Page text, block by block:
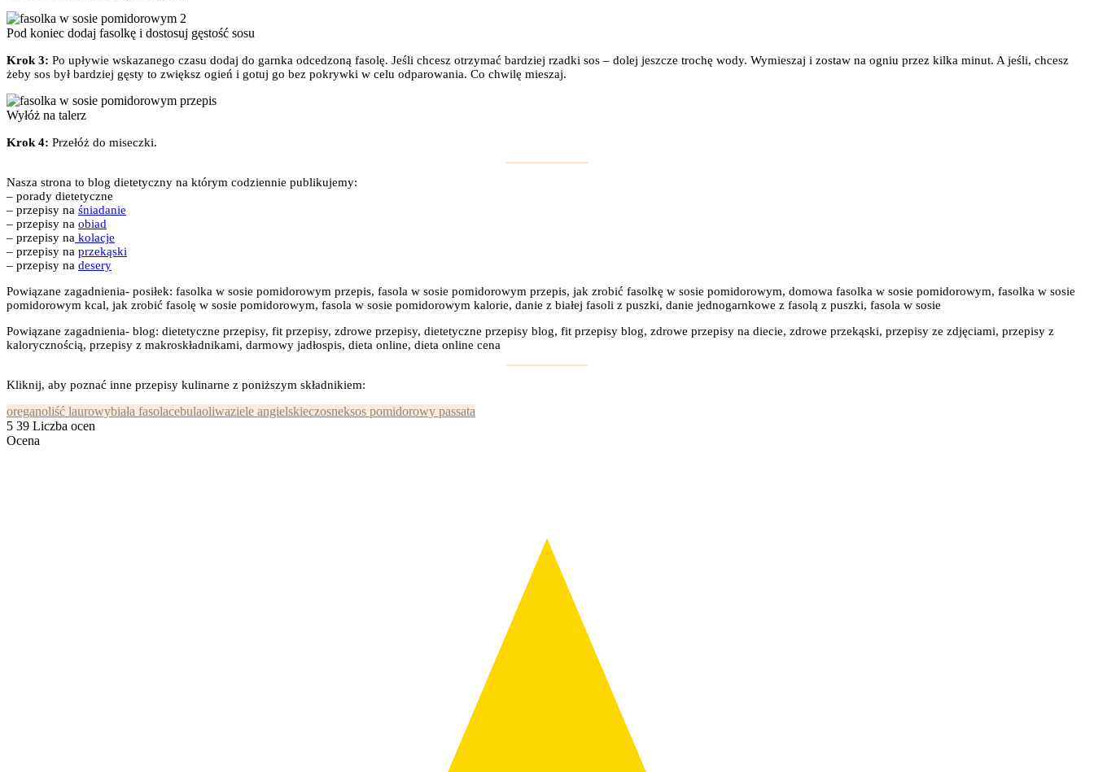
Pod koniec dodaj fasolkę i dostosuj gęstość sosu
Krok 3: Po upływie wskazanego czasu dodaj do garnka odcedzoną fasolę. Jeśli chcesz otrzymać bardziej rzadki sos – dolej jeszcze trochę wody. Wymieszaj i zostaw na ogniu przez kilka minut. A jeśli, chcesz
żeby sos był bardziej gęsty to zwiększ ogień i gotuj go bez pokrywki w celu odparowania. Co chwilę mieszaj.
Wyłóż na talerz
Krok 4: Przełóż do miseczki.
Nasza strona to blog dietetyczny na którym codziennie publikujemy:
– porady dietetyczne
– przepisy na śniadanie
– przepisy na obiad
– przepisy na kolacje
– przepisy na przekąski
– przepisy na desery
Powiązane zagadnienia- posiłek: fasolka w sosie pomidorowym przepis, fasola w sosie pomidorowym przepis, jak zrobić fasolkę w sosie pomidorowym, domowa fasolka w sosie pomidorowym, fasolka w sosie
pomidorowym kcal, jak zrobić fasolę w sosie pomidorowym, fasola w sosie pomidorowym kalorie, danie z białej fasoli z puszki, danie jednogarnkowe z fasolą z puszki, fasola w sosie
Powiązane zagadnienia- blog: dietetyczne przepisy, fit przepisy, zdrowe przepisy, dietetyczne przepisy blog, fit przepisy blog, zdrowe przepisy na diecie, zdrowe przekąski, przepisy ze zdjęciami, przepisy z
kalorycznością, przepisy z makroskładnikami, darmowy jadłospis, dieta online, dieta online cena
Kliknij, aby poznać inne przepisy kulinarne z poniższym składnikiem:
oreganoliść laurowybiała fasolacebulaoliwaziele angielskieczosneksos pomidorowy passata
5 39 Liczba ocen
Ocena